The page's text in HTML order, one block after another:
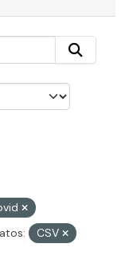
CSV